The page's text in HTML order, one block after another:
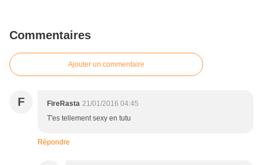
Commentaires
Ajouter un commentaire
F FireRasta 21/01/2016 04:45
T'es tellement sexy en tutu
Répondre